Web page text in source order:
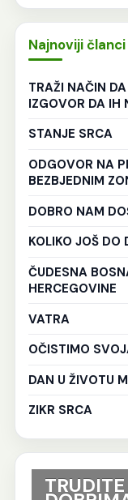
Najnoviji članci
TRAŽI NAČIN
IZGOVOR DA IH
STANJE SRCA
ODGOVOR NA
BEZBJEDNIM
DOBRO NAM
KOLIKO JOŠ DO
ČUDESNA
HERCEGOVINE
VATRA
OČISTIMO
DAN U ŽIVOTU
ZIKR SRCA